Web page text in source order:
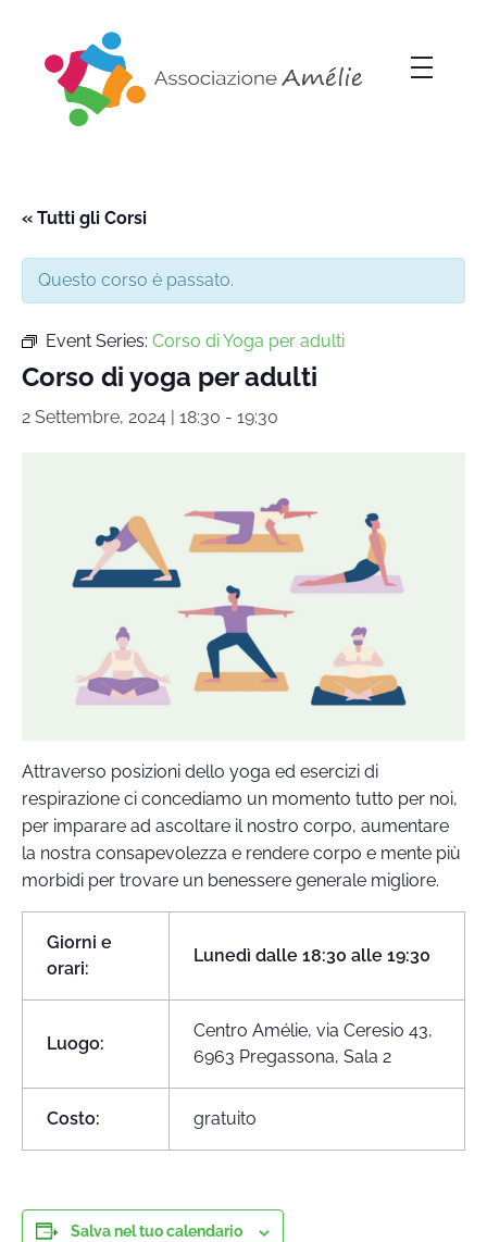
« Tutti gli Corsi
Questo corso è passato.
Event Series: Corso di Yoga per adulti
Corso di yoga per adulti
2 Settembre, 2024 | 18:30 - 19:30
Attraverso posizioni dello yoga ed esercizi di
respirazione ci concediamo un momento tutto per noi,
per imparare ad ascoltare il nostro corpo, aumentare
la nostra consapevolezza e rendere corpo e mente più
morbidi per trovare un benessere generale migliore.
Giorni e
orari:
Lunedì dalle 18:30 alle 19:30
Luogo:
Centro Amélie, via Ceresio 43,
6963 Pregassona,Sala 2
Costo: gratuito
Salva nel tuo calendario